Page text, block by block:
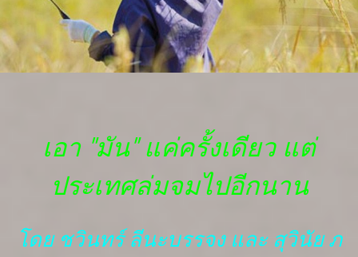
เอา "มัน" แค่ครั้งเดียว แต่
ประเทศล่มจมไปอีกนาน
โดย ชวินทร์ ลีนะบรรจง และ สุวินัย ภ